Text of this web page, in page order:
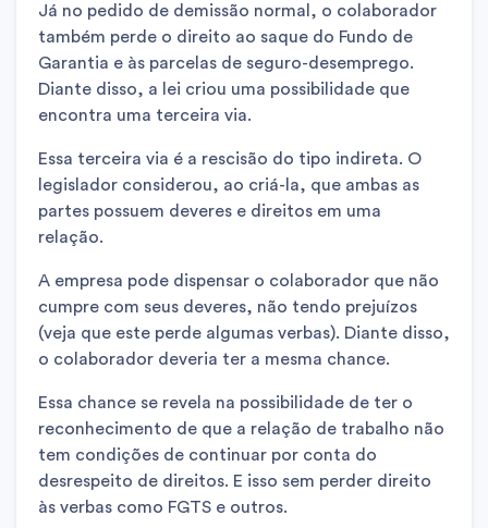
Já no pedido de demissão normal, o colaborador
também perde o direito ao saque do Fundo de
Garantia e às parcelas de seguro-desemprego.
Diante disso, a lei criou uma possibilidade que
encontra uma terceira via.
Essa terceira via é a rescisão do tipo indireta. O
legislador considerou, ao criá-la, que ambas as
partes possuem deveres e direitos em uma
relação.
A empresa pode dispensar o colaborador que não
cumpre com seus deveres, não tendo prejuízos
(veja que este perde algumas verbas). Diante disso,
o colaborador deveria ter a mesma chance.
Essa chance se revela na possibilidade de ter o
reconhecimento de que a relação de trabalho não
tem condições de continuar por conta do
desrespeito de direitos. E isso sem perder direito
às verbas como FGTS e outros.